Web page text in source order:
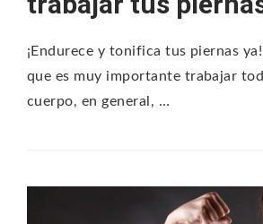
¡Endurece y tonifica tus piernas
que es muy importante trabajar
cuerpo, en general, …